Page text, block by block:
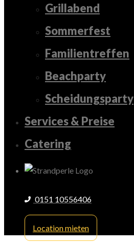
Grillabend
Sommerfest
Familientreffen
Beachparty
Scheidungsparty
Services & Preise
Catering
0151 10556406
Location mieten